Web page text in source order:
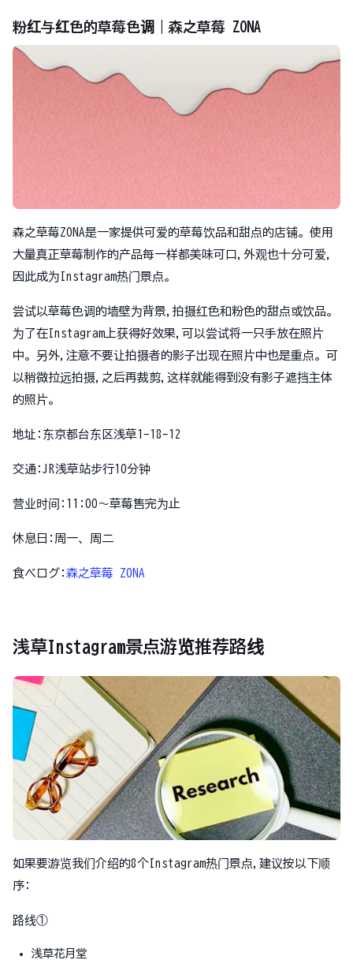
粉红与红色的草莓色调｜森之草莓 ZONA
森之草莓ZONA是一家提供可爱的草莓饮品和甜点的店铺。使用
大量真正草莓制作的产品每一样都美味可口,外观也十分可爱,
因此成为Instagram热门景点。
尝试以草莓色调的墙壁为背景,拍摄红色和粉色的甜点或饮品。
为了在Instagram上获得好效果,可以尝试将一只手放在照片
中。另外,注意不要让拍摄者的影子出现在照片中也是重点。可
以稍微拉远拍摄,之后再裁剪,这样就能得到没有影子遮挡主体
的照片。
地址:东京都台东区浅草1-18-12
交通:JR浅草站步行10分钟
营业时间:11:00～草莓售完为止
休息日:周一、周二
食べログ: 森之草莓 ZONA
浅草Instagram景点游览推荐路线
如果要游览我们介绍的8个Instagram热门景点,建议按以下顺
序:
路线①
浅草花月堂